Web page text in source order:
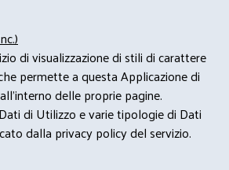
di visualizzazione di stili di carattere
permette a questa Applicazione di
delle proprie pagine.
di Utilizzo e varie tipologie di Dati
dalla privacy policy del servizio.